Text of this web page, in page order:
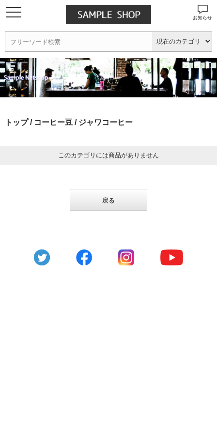
お知らせ
トップ/ コーヒー豆 / ジャワコーヒー
このカテゴリには商品がありません
戻る